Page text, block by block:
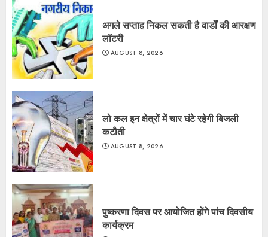
अगले सप्ताह निकल सकती है वार्डों की आरक्षण
लॉटरी
AUGUST 8, 2026
लो कल इन क्षेत्रों में चार घंटे रहेगी बिजली
कटौती
AUGUST 8, 2026
पुष्करणा दिवस पर आयोजित होंगे पांच दिवसीय
कार्यक्रम